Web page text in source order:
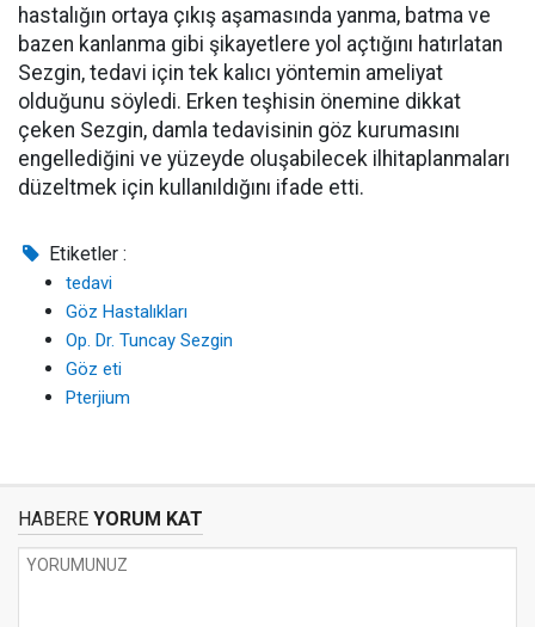
hastalığın ortaya çıkış aşamasında yanma, batma ve
bazen kanlanma gibi şikayetlere yol açtığını hatırlatan
Sezgin, tedavi için tek kalıcı yöntemin ameliyat
olduğunu söyledi. Erken teşhisin önemine dikkat
çeken Sezgin, damla tedavisinin göz kurumasını
engellediğini ve yüzeyde oluşabilecek ilhitaplanmaları
düzeltmek için kullanıldığını ifade etti.
Etiketler :
tedavi
Göz Hastalıkları
Op. Dr. Tuncay Sezgin
Göz eti
Pterjium
HABERE YORUM KAT